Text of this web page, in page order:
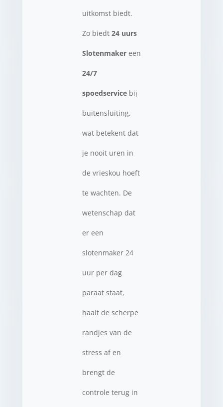
uitkomst biedt.
Zo biedt 24 uurs
Slotenmakereen
24/7
spoedservicebij
buitensluiting,
wat betekent dat
je nooit uren in
de vrieskou hoeft
te wachten. De
wetenschap dat
er een
slotenmaker 24
uur per dag
paraat staat,
haalt de scherpe
randjes van de
stress af en
brengt de
controle terug in